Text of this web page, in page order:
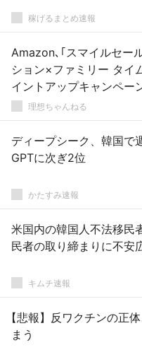
稼げるまとめ速報
Amazon､｢スマイルセー
ション×ファミリー タイ
イントアップキャンペー
理想ちゃんねる
ディープシーク、韓国で
GPTに次ぎ2位
かたすみ速報
米国内の韓国人不法移民
民者の取り締まりに不安
キムチ速報
【悲報】反ワクチンの正
まう